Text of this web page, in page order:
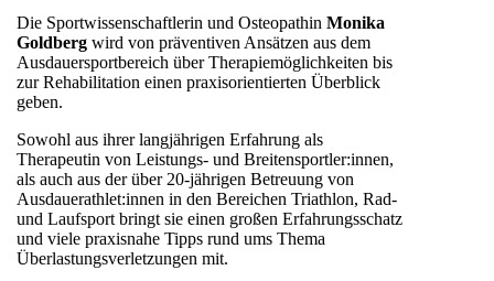
Die Sportwissenschaftlerin und OsteopathinMonika
Goldberg wird von präventiven Ansätzen aus dem
Ausdauersportbereich über Therapiemöglichkeiten bis
zur Rehabilitation einen praxisorientierten Überblick
geben.
Sowohl aus ihrer langjährigen Erfahrung als
Therapeutin von Leistungs- und Breitensportler:innen,
als auch aus der über 20-jährigen Betreuung von
Ausdauerathlet:innen in den Bereichen Triathlon, Rad-
und Laufsport bringt sie einen großen Erfahrungsschatz
und viele praxisnahe Tipps rund ums Thema
Überlastungsverletzungen mit.